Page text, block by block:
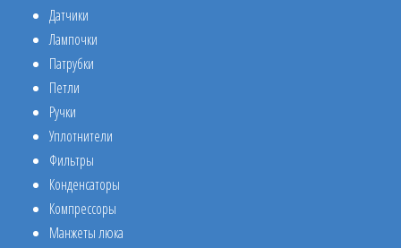
Датчики
Лампочки
Патрубки
Петли
Ручки
Уплотнители
Фильтры
Конденсаторы
Компрессоры
Манжеты люка